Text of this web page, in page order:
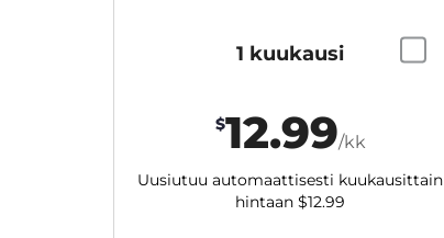
1 kuukausi
$12.99/kk
Uusiutuu automaattisesti kuukausittain
hintaan $12.99